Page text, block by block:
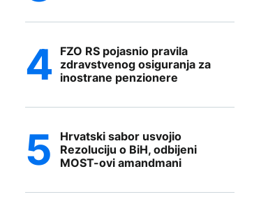
FZO RS pojasnio pravila
zdravstvenog osiguranja za
inostrane penzionere
Hrvatski sabor usvojio
Rezoluciju o BiH, odbijeni
MOST-ovi amandmani